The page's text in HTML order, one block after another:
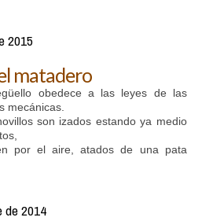
2015
matadero
obedece a las leyes de las
mecánicas.
son izados estando ya medio
por el aire, atados de una pata
de 2014